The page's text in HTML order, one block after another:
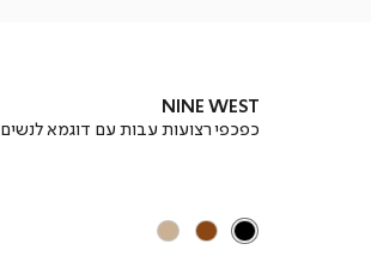
NINE WEST
כפכפי רצועות עבות עם דוגמא לנשים